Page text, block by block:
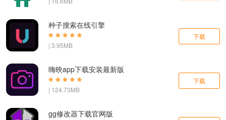
种子搜索在线引擎
| 3.95MB
下载
嗨映app下载安装最新版
| 124.73MB
下载
gg修改器下载官网版